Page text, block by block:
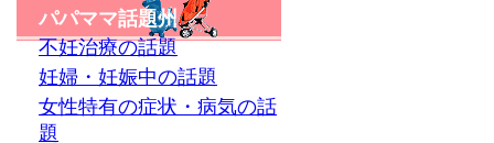
パパママ話題州
不妊治療の話題
妊婦・妊娠中の話題
女性特有の症状・病気の話
題